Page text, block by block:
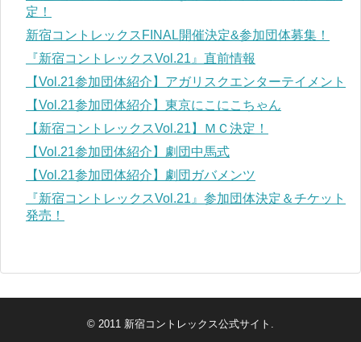
定！
新宿コントレックスFINAL開催決定&参加団体募集！
『新宿コントレックスVol.21』直前情報
【Vol.21参加団体紹介】アガリスクエンターテイメント
【Vol.21参加団体紹介】東京にこにこちゃん
【新宿コントレックスVol.21】ＭＣ決定！
【Vol.21参加団体紹介】劇団中馬式
【Vol.21参加団体紹介】劇団ガバメンツ
『新宿コントレックスVol.21』参加団体決定＆チケット
発売！
© 2011 新宿コントレックス公式サイト .